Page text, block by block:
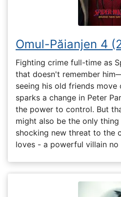
Omul-Păianjen 4
Fighting crime full-time as
that doesn't remember
seeing his old friends
sparks a change in Peter
the power to control. But
might also be the only
shocking new threat to the
loves - a powerful villain no